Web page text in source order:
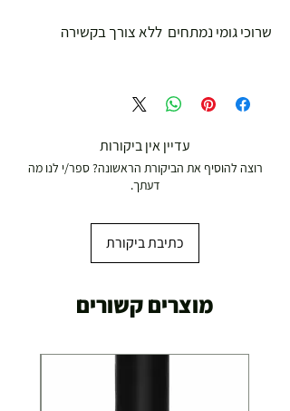
שרוכי גומי נמתחים ללא צורך בקשירה
עדיין אין ביקורות
רוצה להוסיף את הביקורת הראשונה? ספר/י לנו מה
דעתך.
כתיבת ביקורת
מוצרים קשורים